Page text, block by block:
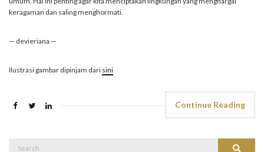
keragaman dan saling menghormati.
— devieriana —
Ilustrasi gambar dipinjam dari sini
Continue Reading
Search
Search